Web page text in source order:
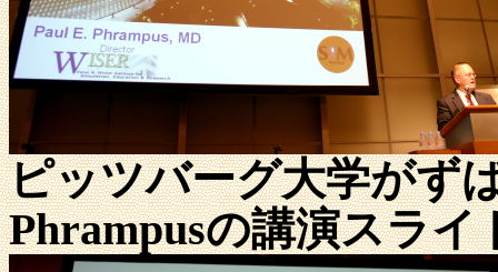
ピッツバーグ大学がず
Phrampusの講演スラ